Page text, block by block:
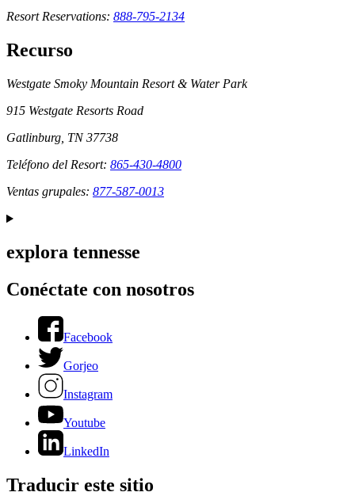
Resort Reservations: 888-795-2134
Recurso
Westgate Smoky Mountain Resort & Water Park
915 Westgate Resorts Road
Gatlinburg, TN 37738
Teléfono del Resort: 865-430-4800
Ventas grupales: 877-587-0013
explora tennesse
Conéctate con nosotros
Facebook
Gorjeo
Instagram
Youtube
LinkedIn
Traducir este sitio